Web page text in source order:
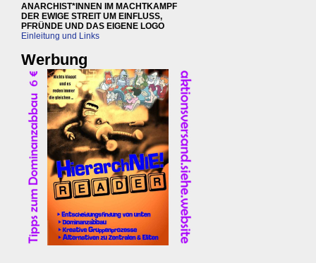
ANARCHIST*INNEN IM MACHTKAMPF
DER EWIGE STREIT UM EINFLUSS,
PFRÜNDE UND DAS EIGENE LOGO
Einleitung und Links
Werbung